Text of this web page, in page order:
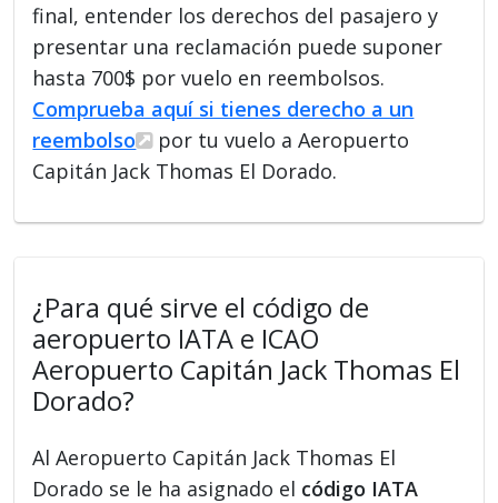
final, entender los derechos del pasajero y
presentar una reclamación puede suponer
hasta 700$ por vuelo en reembolsos.
Comprueba aquí si tienes derecho a un
reembolso
por tu vuelo a Aeropuerto
Capitán Jack Thomas El Dorado.
¿Para qué sirve el código de
aeropuerto IATA e ICAO
Aeropuerto Capitán Jack Thomas El
Dorado?
Al Aeropuerto Capitán Jack Thomas El
Dorado se le ha asignado el código IATA